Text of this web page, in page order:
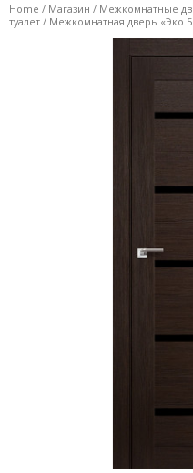
Home / Магазин / Межкомнатные
туалет / Межкомнатная дверь «Эко